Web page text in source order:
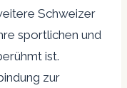
Schweizer
sportlichen und
ist.
zur